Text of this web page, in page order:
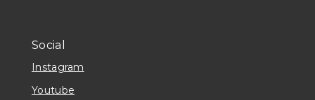
Social
Instagram
Youtube